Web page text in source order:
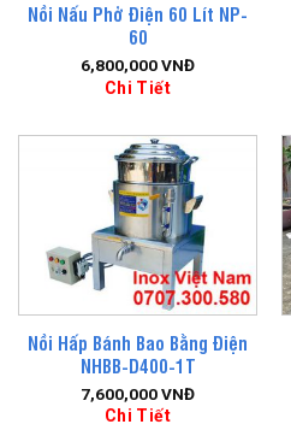
Nồi Nấu Phở Điện 60 Lít NP-
60
6,800,000VNĐ
Chi Tiết
Nồi Hấp Bánh Bao Bằng Điện
NHBB-D400-1T
7,600,000VNĐ
Chi Tiết